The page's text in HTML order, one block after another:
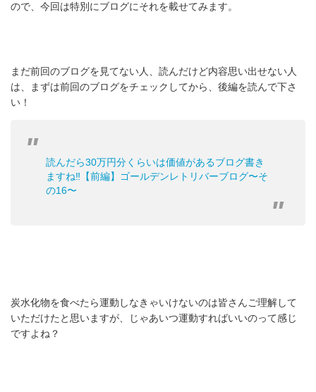
ので、今回は特別にブログにそれを載せてみます。
まだ前回のブログを見てない人、読んだけど内容思い出せない人
は、まずは前回のブログをチェックしてから、後編を読んで下さ
い！
読んだら30万円分くらいは価値があるブログ書き
ますね‼️【前編】ゴールデンレトリバーブログ〜そ
の16〜
炭水化物を食べたら運動しなきゃいけないのは皆さんご理解して
いただけたと思いますが、じゃあいつ運動すればいいのって感じ
ですよね？